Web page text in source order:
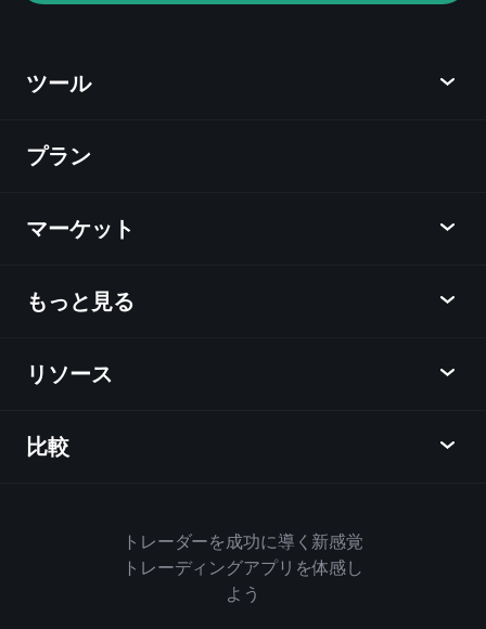
ツール
ディスカバー
チャート
ニュース
ラーニングハブ
メッセンジャー
プラン
マーケット
概要
外国為替
指数
もっと見る
アフィリエイトプログラム
企業情報
Playtradeについて
リソース
ヘルプセンター
ハウスルール
クッキーポリシー
比較
トレーダーを成功に導く新感覚
トレーディングアプリを体感し
よう